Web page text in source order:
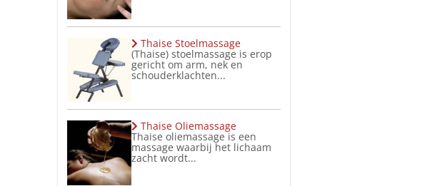
Thaise Stoelmassage
(Thaise) stoelmassage is erop
gericht om arm, nek en
schouderklachten...
Thaise Oliemassage
Thaise oliemassage is een
massage waarbij het lichaam
zacht wordt...